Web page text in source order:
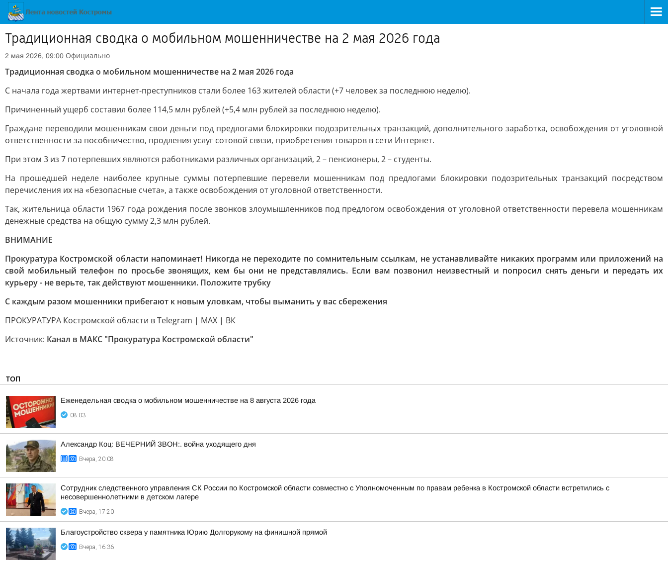
Традиционная сводка о мобильном мошенничестве на 2 мая 2026 года
2 мая 2026, 09:00 Официально
Традиционная сводка о мобильном мошенничестве на 2 мая 2026 года
С начала года жертвами интернет-преступников стали более 163 жителей области (+7 человек за последнюю неделю).
Причиненный ущерб составил более 114,5 млн рублей (+5,4 млн рублей за последнюю неделю).
Граждане переводили мошенникам свои деньги под предлогами блокировки подозрительных транзакций, дополнительного заработка, освобождения от уголовной
ответственности за пособничество, продления услуг сотовой связи, приобретения товаров в сети Интернет.
При этом 3 из 7 потерпевших являются работниками различных организаций, 2 – пенсионеры, 2 – студенты.
На прошедшей неделе наиболее крупные суммы потерпевшие перевели мошенникам под предлогами блокировки подозрительных транзакций посредством
перечисления их на «безопасные счета», а также освобождения от уголовной ответственности.
Так, жительница области 1967 года рождения после звонков злоумышленников под предлогом освобождения от уголовной ответственности перевела мошенникам
денежные средства на общую сумму 2,3 млн рублей.
ВНИМАНИЕ
Прокуратура Костромской области напоминает! Никогда не переходите по сомнительным ссылкам, не устанавливайте никаких программ или приложений на
свой мобильный телефон по просьбе звонящих, кем бы они не представлялись. Если вам позвонил неизвестный и попросил снять деньги и передать их
курьеру - не верьте, так действуют мошенники. Положите трубку
С каждым разом мошенники прибегают к новым уловкам, чтобы выманить у вас сбережения
ПРОКУРАТУРА Костромской области в Telegram | MAX | ВК
Источник: Канал в МАКС "Прокуратура Костромской области"
ТОП
Еженедельная сводка о мобильном мошенничестве на 8 августа 2026 года
08:03
Александр Коц: ВЕЧЕРНИЙ ЗВОН:. война уходящего дня
Вчера, 20:08
Сотрудник следственного управления СК России по Костромской области совместно с Уполномоченным по правам ребенка в Костромской области встретились с
несовершеннолетними в детском лагере
Вчера, 17:20
Благоустройство сквера у памятника Юрию Долгорукому на финишной прямой
Вчера, 16:36